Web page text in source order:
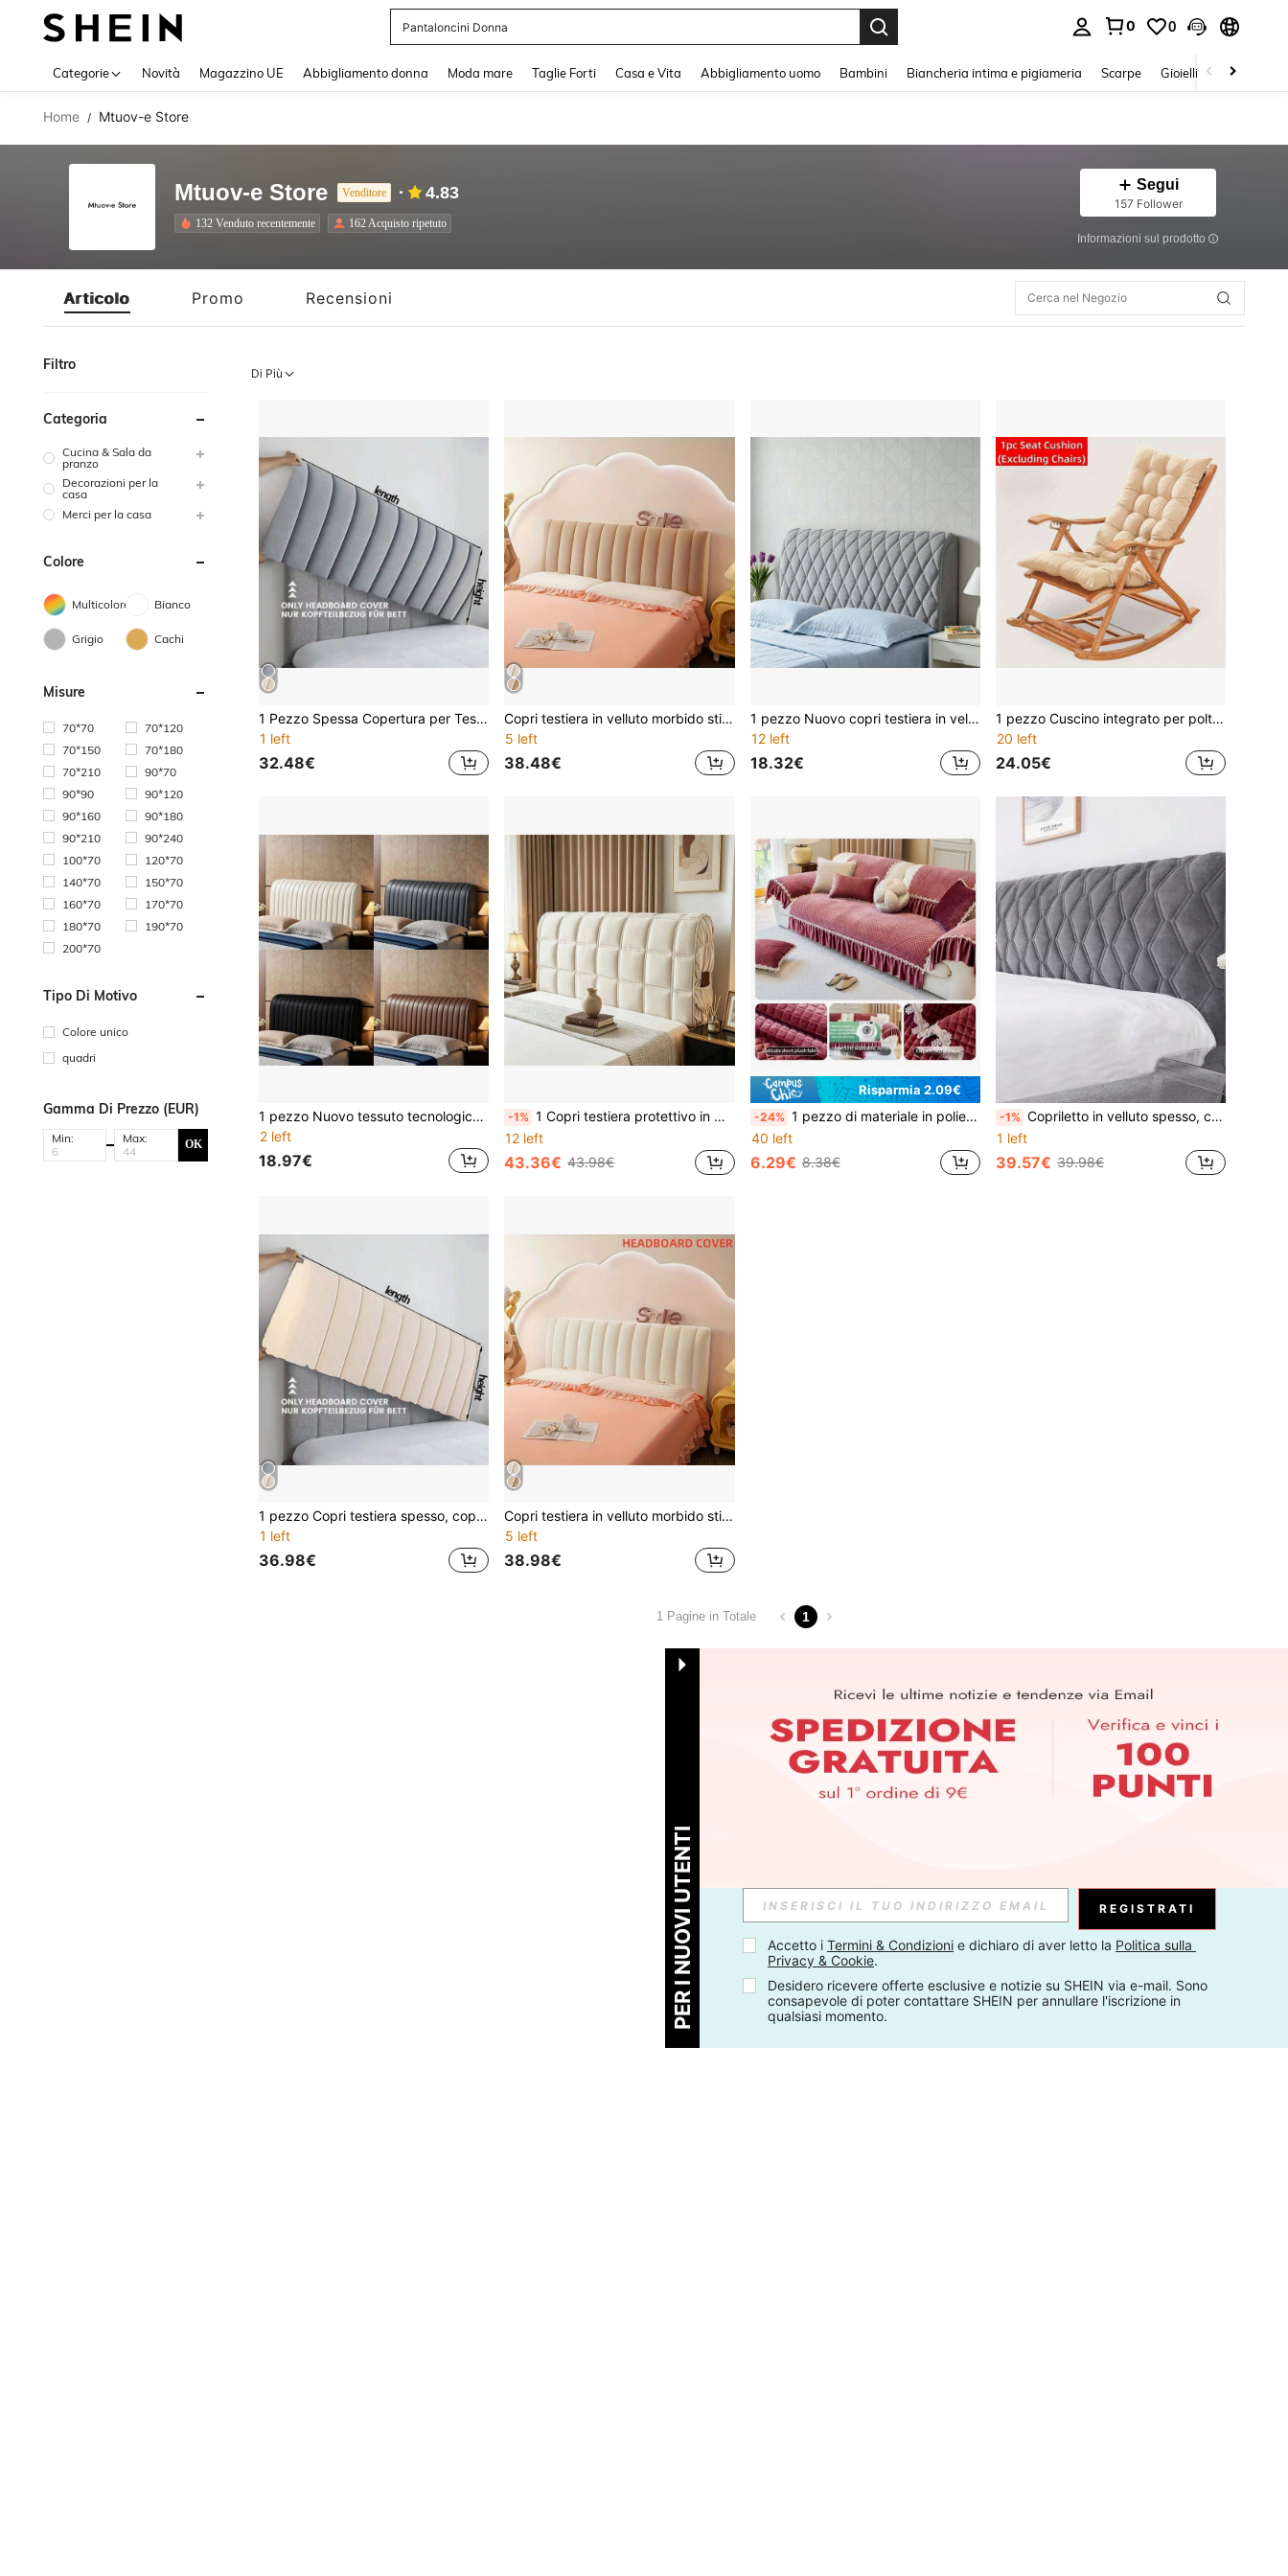
Squishy
0 0
Categorie Novità Magazzino UE Abbigliamento donna Moda mare Taglie Forti Casa e Vita Abbigliamento uomo Bambini Biancheria intima e pigiameria Scarpe Gioielli E Accessori
Home / Mtuov-e Store
Mtuov-e Store Venditore 4.83
132 Venduto recentemente 162 Acquisto ripetuto
Segui
157 Follower
Informazioni sul prodotto
Articolo Promo Recensioni
Filtro
Categoria
Cucina & Sala da
pranzo
Decorazioni per la
casa
Merci per la casa
Colore
Multicolore Bianco
Grigio Cachi
Misure
70*70
70*120
70*150
70*180
70*210
90*70
90*90
90*120
90*160
90*180
90*210
90*240
100*70
120*70
140*70
150*70
160*70
170*70
180*70
190*70
200*70
Tipo Di Motivo
Colore unico
quadri
Gamma Di Prezzo (EUR)
Min: Max: OK
Di Più
1 Pezzo Spessa Copertura per Testiera, Copertura Antipolvere Completa, Confezione Morbida Reversibile, Copertura Testiera Anti-Collisione, Decorazione Cucina, Articoli per la Casa, Regalo per la Festa della Mamma, Decorazione Camera da Letto, Giardino, Decorazione Cucina, Estate, Spiaggia, Elementi Essenziali da Viaggio, Decorazione Camera, Soffice, Laurea
1 left
32.48€
Copri testiera in velluto morbido stile nordico, fodera in velluto liscio avvolgente per testiera, protettore per testiera da letto di lusso e spesso, adatto per casa e hotel
5 left
38.48€
1 pezzo Nuovo copri testiera in velluto con patchwork geometrico a forma di cuore, misura universale, antipolvere, cuscino morbido per telaio del letto, decorazione moderna per camera da letto, facile da pulire, protezione per testiera lavabile in lavatrice, copri testiera antipolvere per la famiglia, decorativo per tutte le stagioni
12 left
18.32€
1 pezzo Cuscino integrato per poltrona relax, cuscino per schienale, in materiale in poliestere morbido, con imbottitura alta per supporto dello schienale, adatto per sedia da ufficio, divano, sedile auto, poltrona, sedia a dondolo, per uso domestico, giardino, relax all'aperto, cuscino morbido e caldo
20 left
24.05€
1 pezzo Nuovo tessuto tecnologico imbottito per testiera, impermeabile e antigraffio per uso quotidiano, copri testiera imbottita, protezione di lusso per testiera per tutte le stagioni, facile da pulire e antipolvere, decorazione camera da letto stile INS
2 left
18.97€
-1% 1 Copri testiera protettivo in materiale poliestere spesso e morbido, per camera da letto familiare, in tessuto velluto latte, copri testiera antipolvere lavabile in lavatrice per tutte le stagioni, con tasca laterale, grigio bianco, disponibile in più misure, copri testiera protettivo spesso
12 left
43.36€ 43.98€
Risparmia 2.09€
-24% 1 pezzo di materiale in poliestere con bordo in pizzo, cuscino per divano ispessito antiscivolo in varie misure, beige, marrone, bordeaux, grigio, adatto per tutte le stagioni, con velluto aggiunto e asciugamano per divano lavabile, morbido e delicato sulla pelle, caldo, adatto per uso domestico, coperta antipolvere, cuscino per divano da esterno
40 left
6.29€ 8.38€
-1% Copriletto in velluto spesso, completamente avvolgente, super morbido e liscio, con tecnologia trapuntata, di colore unito, copri-protezione integrata per la parte posteriore del letto
1 left
39.57€ 39.98€
1 pezzo Copri testiera spesso, copri tutto incluso, confezione morbida reversibile, copri testiera anti-collisione, decorazione cucina, articoli per la casa, regalo per la festa della mamma, decorazione camera da letto, giardino, decorazione cucina, estate, spiaggia, elementi essenziali da viaggio, decorazione stanza, soffice, laurea
1 left
36.98€
Copri testiera in velluto morbido stile nordico, fodera in velluto liscio avvolgente per testiera, protettore per testiera da letto di lusso e spesso, adatto per casa e hotel
5 left
38.98€
1 Pagine in Totale 1
PER I NUOVI UTENTI REGISTRATI
Accetto i Termini & Condizioni e dichiaro di aver letto la Politica sulla
Privacy & Cookie.
Desidero ricevere offerte esclusive e notizie su SHEIN via e-mail. Sono
consapevole di poter contattare SHEIN per annullare l'iscrizione in
qualsiasi momento.